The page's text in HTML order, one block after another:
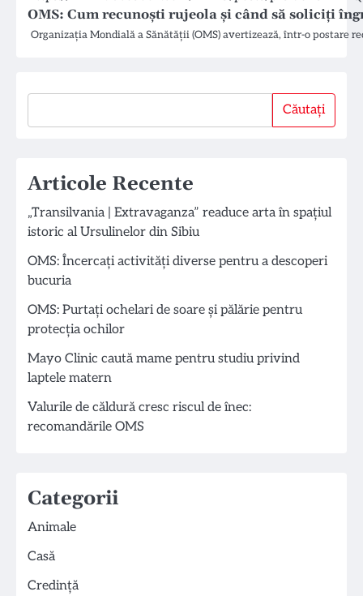
OMS: Cum recunoști rujeola și când să soliciți
Organizația Mondială a Sănătății (OMS) avertizează, într-o postare
Căutați
Articole Recente
„Transilvania | Extravaganza” readuce arta în spațiul
istoric al Ursulinelor din Sibiu
OMS: Încercați activități diverse pentru a descoperi
bucuria
OMS: Purtați ochelari de soare și pălărie pentru
protecția ochilor
Mayo Clinic caută mame pentru studiu privind
laptele matern
Valurile de căldură cresc riscul de înec:
recomandările OMS
Categorii
Animale
Casă
Credință